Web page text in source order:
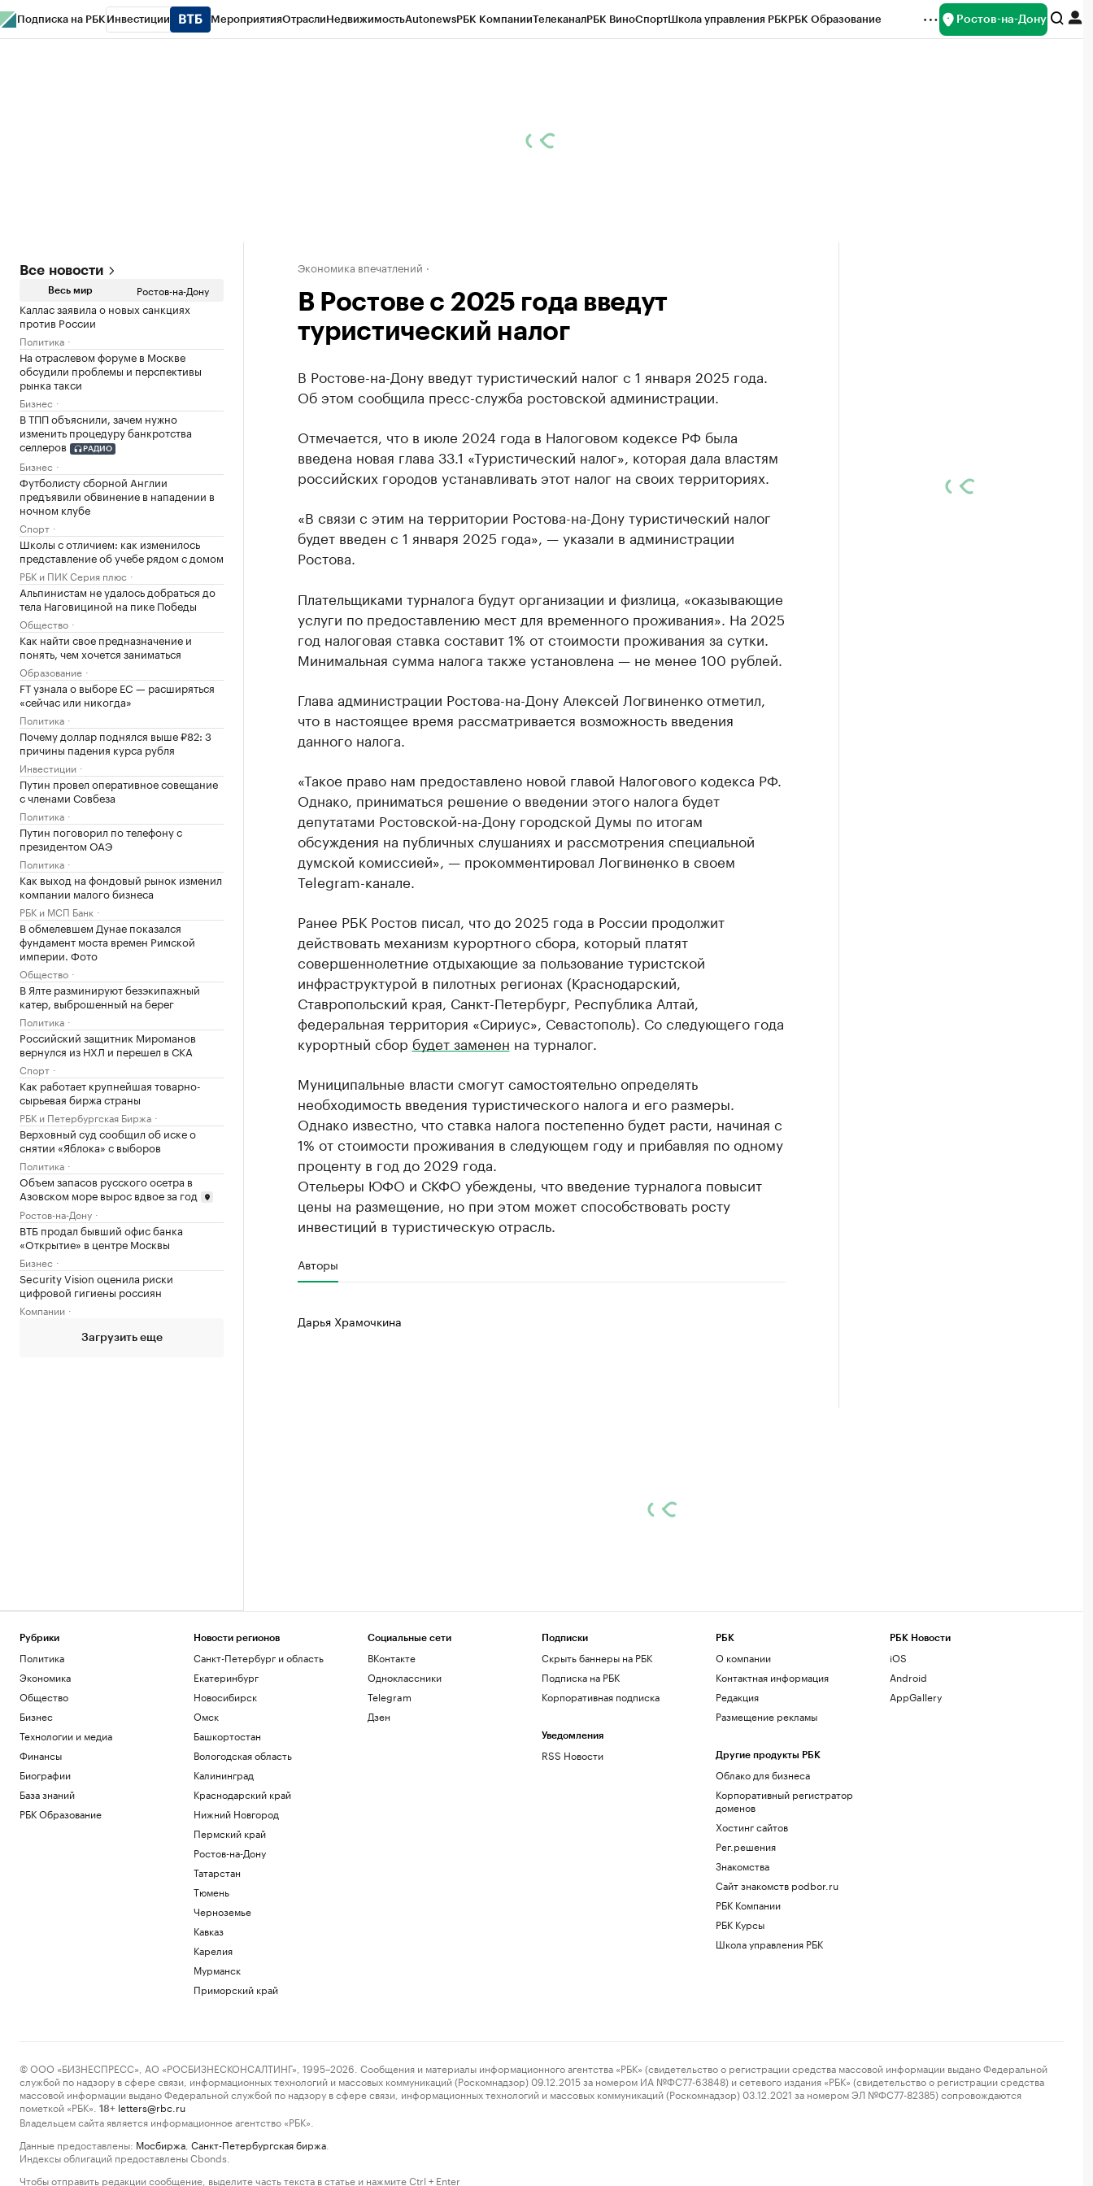
Подписка на РБК Инвестиции МероприятияОтраслиНедвижимостьAutonewsРБК КомпанииТелеканалРБК ВиноСпортШкола управления РБКРБК Образование Ростов-на-Дону
Все новости
Весь мир Ростов-на-Дону
Каллас заявила о новых санкциях
против России
Политика
На отраслевом форуме в Москве
обсудили проблемы и перспективы
рынка такси
Бизнес
В ТПП объяснили, зачем нужно
изменить процедуру банкротства
селлеров
РАДИО
Бизнес
Футболисту сборной Англии
предъявили обвинение в нападении в
ночном клубе
Спорт
Школы с отличием: как изменилось
представление об учебе рядом с домом
РБК и ПИК Серия плюс
Альпинистам не удалось добраться до
тела Наговициной на пике Победы
Общество
Как найти свое предназначение и
понять, чем хочется заниматься
Образование
FT узнала о выборе ЕС — расширяться
«сейчас или никогда»
Политика
Почему доллар поднялся выше ₽82: 3
причины падения курса рубля
Инвестиции
Путин провел оперативное совещание
с членами Совбеза
Политика
Путин поговорил по телефону с
президентом ОАЭ
Политика
Как выход на фондовый рынок изменил
компании малого бизнеса
РБК и МСП Банк
В обмелевшем Дунае показался
фундамент моста времен Римской
империи. Фото
Общество
В Ялте разминируют безэкипажный
катер, выброшенный на берег
Политика
Российский защитник Мироманов
вернулся из НХЛ и перешел в СКА
Спорт
Как работает крупнейшая товарно-
сырьевая биржа страны
РБК и Петербургская Биржа
Верховный суд сообщил об иске о
снятии «Яблока» с выборов
Политика
Объем запасов русского осетра в
Азовском море вырос вдвое за год
Ростов-на-Дону
ВТБ продал бывший офис банка
«Открытие» в центре Москвы
Бизнес
Security Vision оценила риски
цифровой гигиены россиян
Компании
Загрузить еще
Экономика впечатлений
В Ростове с 2025 года введут
туристический налог
В Ростове-на-Дону введут туристический налог с 1 января 2025 года.
Об этом сообщила пресс-служба ростовской администрации.
Отмечается, что в июле 2024 года в Налоговом кодексе РФ была
введена новая глава 33.1 «Туристический налог», которая дала властям
российских городов устанавливать этот налог на своих территориях.
«В связи с этим на территории Ростова-на-Дону туристический налог
будет введен с 1 января 2025 года», — указали в администрации
Ростова.
Плательщиками турналога будут организации и физлица, «оказывающие
услуги по предоставлению мест для временного проживания». На 2025
год налоговая ставка составит 1% от стоимости проживания за сутки.
Минимальная сумма налога также установлена — не менее 100 рублей.
Глава администрации Ростова-на-Дону Алексей Логвиненко отметил,
что в настоящее время рассматривается возможность введения
данного налога.
«Такое право нам предоставлено новой главой Налогового кодекса РФ.
Однако, приниматься решение о введении этого налога будет
депутатами Ростовской-на-Дону городской Думы по итогам
обсуждения на публичных слушаниях и рассмотрения специальной
думской комиссией», — прокомментировал Логвиненко в своем
Telegram-канале.
Ранее РБК Ростов писал, что до 2025 года в России продолжит
действовать механизм курортного сбора, который платят
совершеннолетние отдыхающие за пользование туристской
инфраструктурой в пилотных регионах (Краснодарский,
Ставропольский края, Санкт-Петербург, Республика Алтай,
федеральная территория «Сириус», Севастополь). Со следующего года
курортный сбор будет заменен на турналог.
Муниципальные власти смогут самостоятельно определять
необходимость введения туристического налога и его размеры.
Однако известно, что ставка налога постепенно будет расти, начиная с
1% от стоимости проживания в следующем году и прибавляя по одному
проценту в год до 2029 года.
Отельеры ЮФО и СКФО убеждены, что введение турналога повысит
цены на размещение, но при этом может способствовать росту
инвестиций в туристическую отрасль.
Авторы
Дарья Храмочкина
Рубрики
Политика
Экономика
Общество
Бизнес
Технологии и медиа
Финансы
Биографии
База знаний
РБК Образование
Новости регионов
Санкт-Петербург и область
Екатеринбург
Новосибирск
Омск
Башкортостан
Вологодская область
Калининград
Краснодарский край
Нижний Новгород
Пермский край
Ростов-на-Дону
Татарстан
Тюмень
Черноземье
Кавказ
Карелия
Мурманск
Приморский край
Социальные сети
ВКонтакте
Одноклассники
Telegram
Дзен
Подписки
Скрыть баннеры на РБК
Подписка на РБК
Корпоративная подписка
Уведомления
RSS Новости
РБК
О компании
Контактная информация
Редакция
Размещение рекламы
Другие продукты РБК
Облако для бизнеса
Корпоративный регистратор
доменов
Хостинг сайтов
Рег.решения
Знакомства
Сайт знакомств podbor.ru
РБК Компании
РБК Курсы
Школа управления РБК
РБК Новости
iOS
Android
AppGallery
© ООО «БИЗНЕСПРЕСС», АО «РОСБИЗНЕСКОНСАЛТИНГ», 1995–2026. Сообщения и материалы информационного агентства «РБК» (свидетельство о регистрации средства массовой информации выдано Федеральной
службой по надзору в сфере связи, информационных технологий и массовых коммуникаций (Роскомнадзор) 09.12.2015 за номером ИА №ФС77-63848) и сетевого издания «РБК» (свидетельство о регистрации средства
массовой информации выдано Федеральной службой по надзору в сфере связи, информационных технологий и массовых коммуникаций (Роскомнадзор) 03.12.2021 за номером ЭЛ №ФС77-82385) сопровождаются
пометкой «РБК».
18+ letters@rbc.ru
Владельцем сайта является информационное агентство «РБК».
Данные предоставлены: Мосбиржа Санкт-Петербургская биржа
Индексы облигаций предоставлены Cbonds.
Чтобы отправить редакции сообщение, выделите часть текста в статье и нажмите Ctrl + Enter